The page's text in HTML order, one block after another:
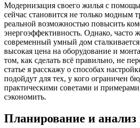
Модернизация своего жилья с
сейчас становится не только модным
реальной возможностью повысить
энергоэффективность. Однако, часто
современный умный дом
высокая цена на оборудование и
том, как сделать всё правильно, не
статье я расскажу о способах
подойдут для тех, у кого ограничен
практическими советами и
сэкономить.
Планирование и анализ